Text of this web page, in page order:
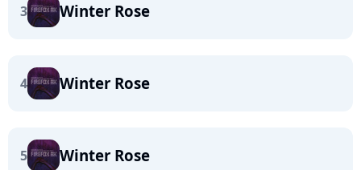
3 Winter Rose
4 Winter Rose
5 Winter Rose